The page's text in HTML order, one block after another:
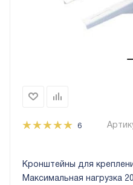
6
Кронштейны для
Максимальная нагрузка